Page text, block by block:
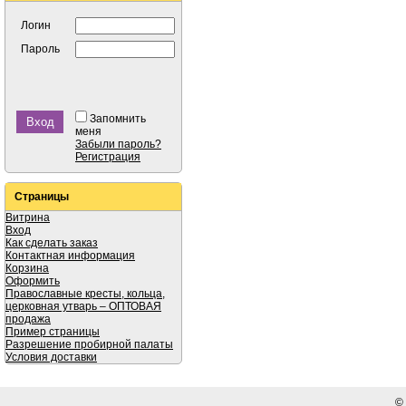
Логин
Пароль
Запомнить
меня
Забыли пароль?
Регистрация
Страницы
Витрина
Вход
Как сделать заказ
Контактная информация
Корзина
Оформить
Православные кресты, кольца,
церковная утварь – ОПТОВАЯ
продажа
Пример страницы
Разрешение пробирной палаты
Условия доставки
©